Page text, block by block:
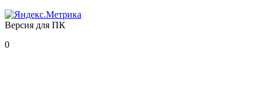
Версия для ПК
0